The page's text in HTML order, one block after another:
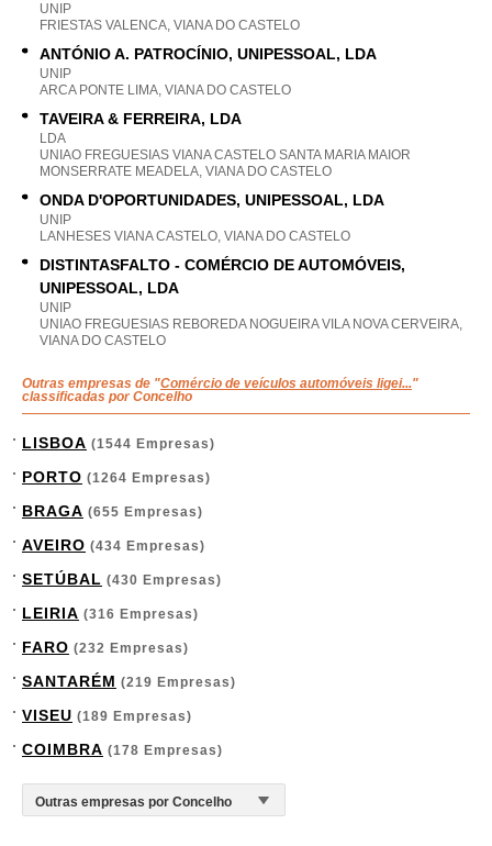
UNIP
FRIESTAS VALENCA, VIANA DO CASTELO
ANTÓNIO A. PATROCÍNIO, UNIPESSOAL, LDA
UNIP
ARCA PONTE LIMA, VIANA DO CASTELO
TAVEIRA & FERREIRA, LDA
LDA
UNIAO FREGUESIAS VIANA CASTELO SANTA MARIA MAIOR
MONSERRATE MEADELA, VIANA DO CASTELO
ONDA D'OPORTUNIDADES, UNIPESSOAL, LDA
UNIP
LANHESES VIANA CASTELO, VIANA DO CASTELO
DISTINTASFALTO - COMÉRCIO DE AUTOMÓVEIS,
UNIPESSOAL, LDA
UNIP
UNIAO FREGUESIAS REBOREDA NOGUEIRA VILA NOVA CERVEIRA,
VIANA DO CASTELO
Outras empresas de "Comércio de veículos automóveis ligei..."
classificadas por Concelho
LISBOA (1544 Empresas)
PORTO (1264 Empresas)
BRAGA (655 Empresas)
AVEIRO (434 Empresas)
SETÚBAL (430 Empresas)
LEIRIA (316 Empresas)
FARO (232 Empresas)
SANTARÉM (219 Empresas)
VISEU (189 Empresas)
COIMBRA (178 Empresas)